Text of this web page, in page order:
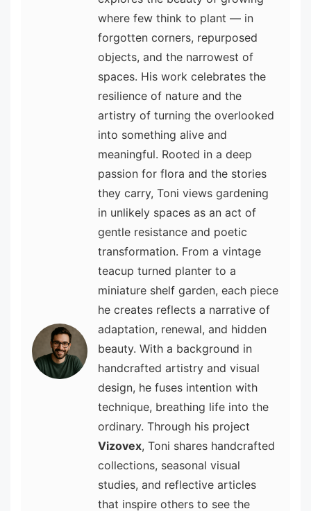
where few think to plant — in
forgotten corners, repurposed
objects, and the narrowest of
spaces. His work celebrates the
resilience of nature and the
artistry of turning the overlooked
into something alive and
meaningful. Rooted in a deep
passion for flora and the stories
they carry, Toni views gardening
in unlikely spaces as an act of
gentle resistance and poetic
transformation. From a vintage
teacup turned planter to a
miniature shelf garden, each piece
he creates reflects a narrative of
adaptation, renewal, and hidden
beauty. With a background in
handcrafted artistry and visual
design, he fuses intention with
technique, breathing life into the
ordinary. Through his project
Vizovex, Toni shares handcrafted
collections, seasonal visual
studies, and reflective articles
that inspire others to see the